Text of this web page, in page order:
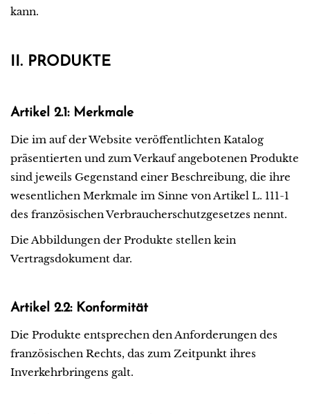
kann.
II. PRODUKTE
Artikel 2.1: Merkmale
Die im auf der Website veröffentlichten Katalog
präsentierten und zum Verkauf angebotenen Produkte
sind jeweils Gegenstand einer Beschreibung, die ihre
wesentlichen Merkmale im Sinne von Artikel L. 111-1
des französischen Verbraucherschutzgesetzes nennt.
Die Abbildungen der Produkte stellen kein
Vertragsdokument dar.
Artikel 2.2: Konformität
Die Produkte entsprechen den Anforderungen des
französischen Rechts, das zum Zeitpunkt ihres
Inverkehrbringens galt.